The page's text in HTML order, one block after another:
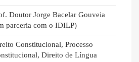
Doutor Jorge Bacelar Gouveia
parceria com o IDILP)
Constitucional, Processo
Direito de Língua